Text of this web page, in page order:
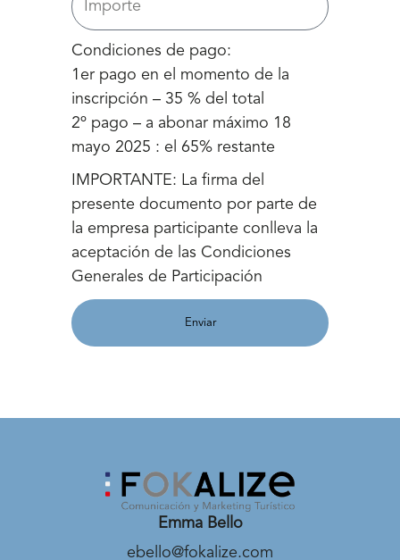
Condiciones de pago:
1er pago en el momento de la
inscripción – 35 % del total
2º pago – a abonar máximo 18
mayo 2025 : el 65% restante
IMPORTANTE: La firma del
presente documento por parte de
la empresa participante conlleva la
aceptación de las Condiciones
Generales de Participación
Enviar
Emma Bello
ebello@fokalize.com